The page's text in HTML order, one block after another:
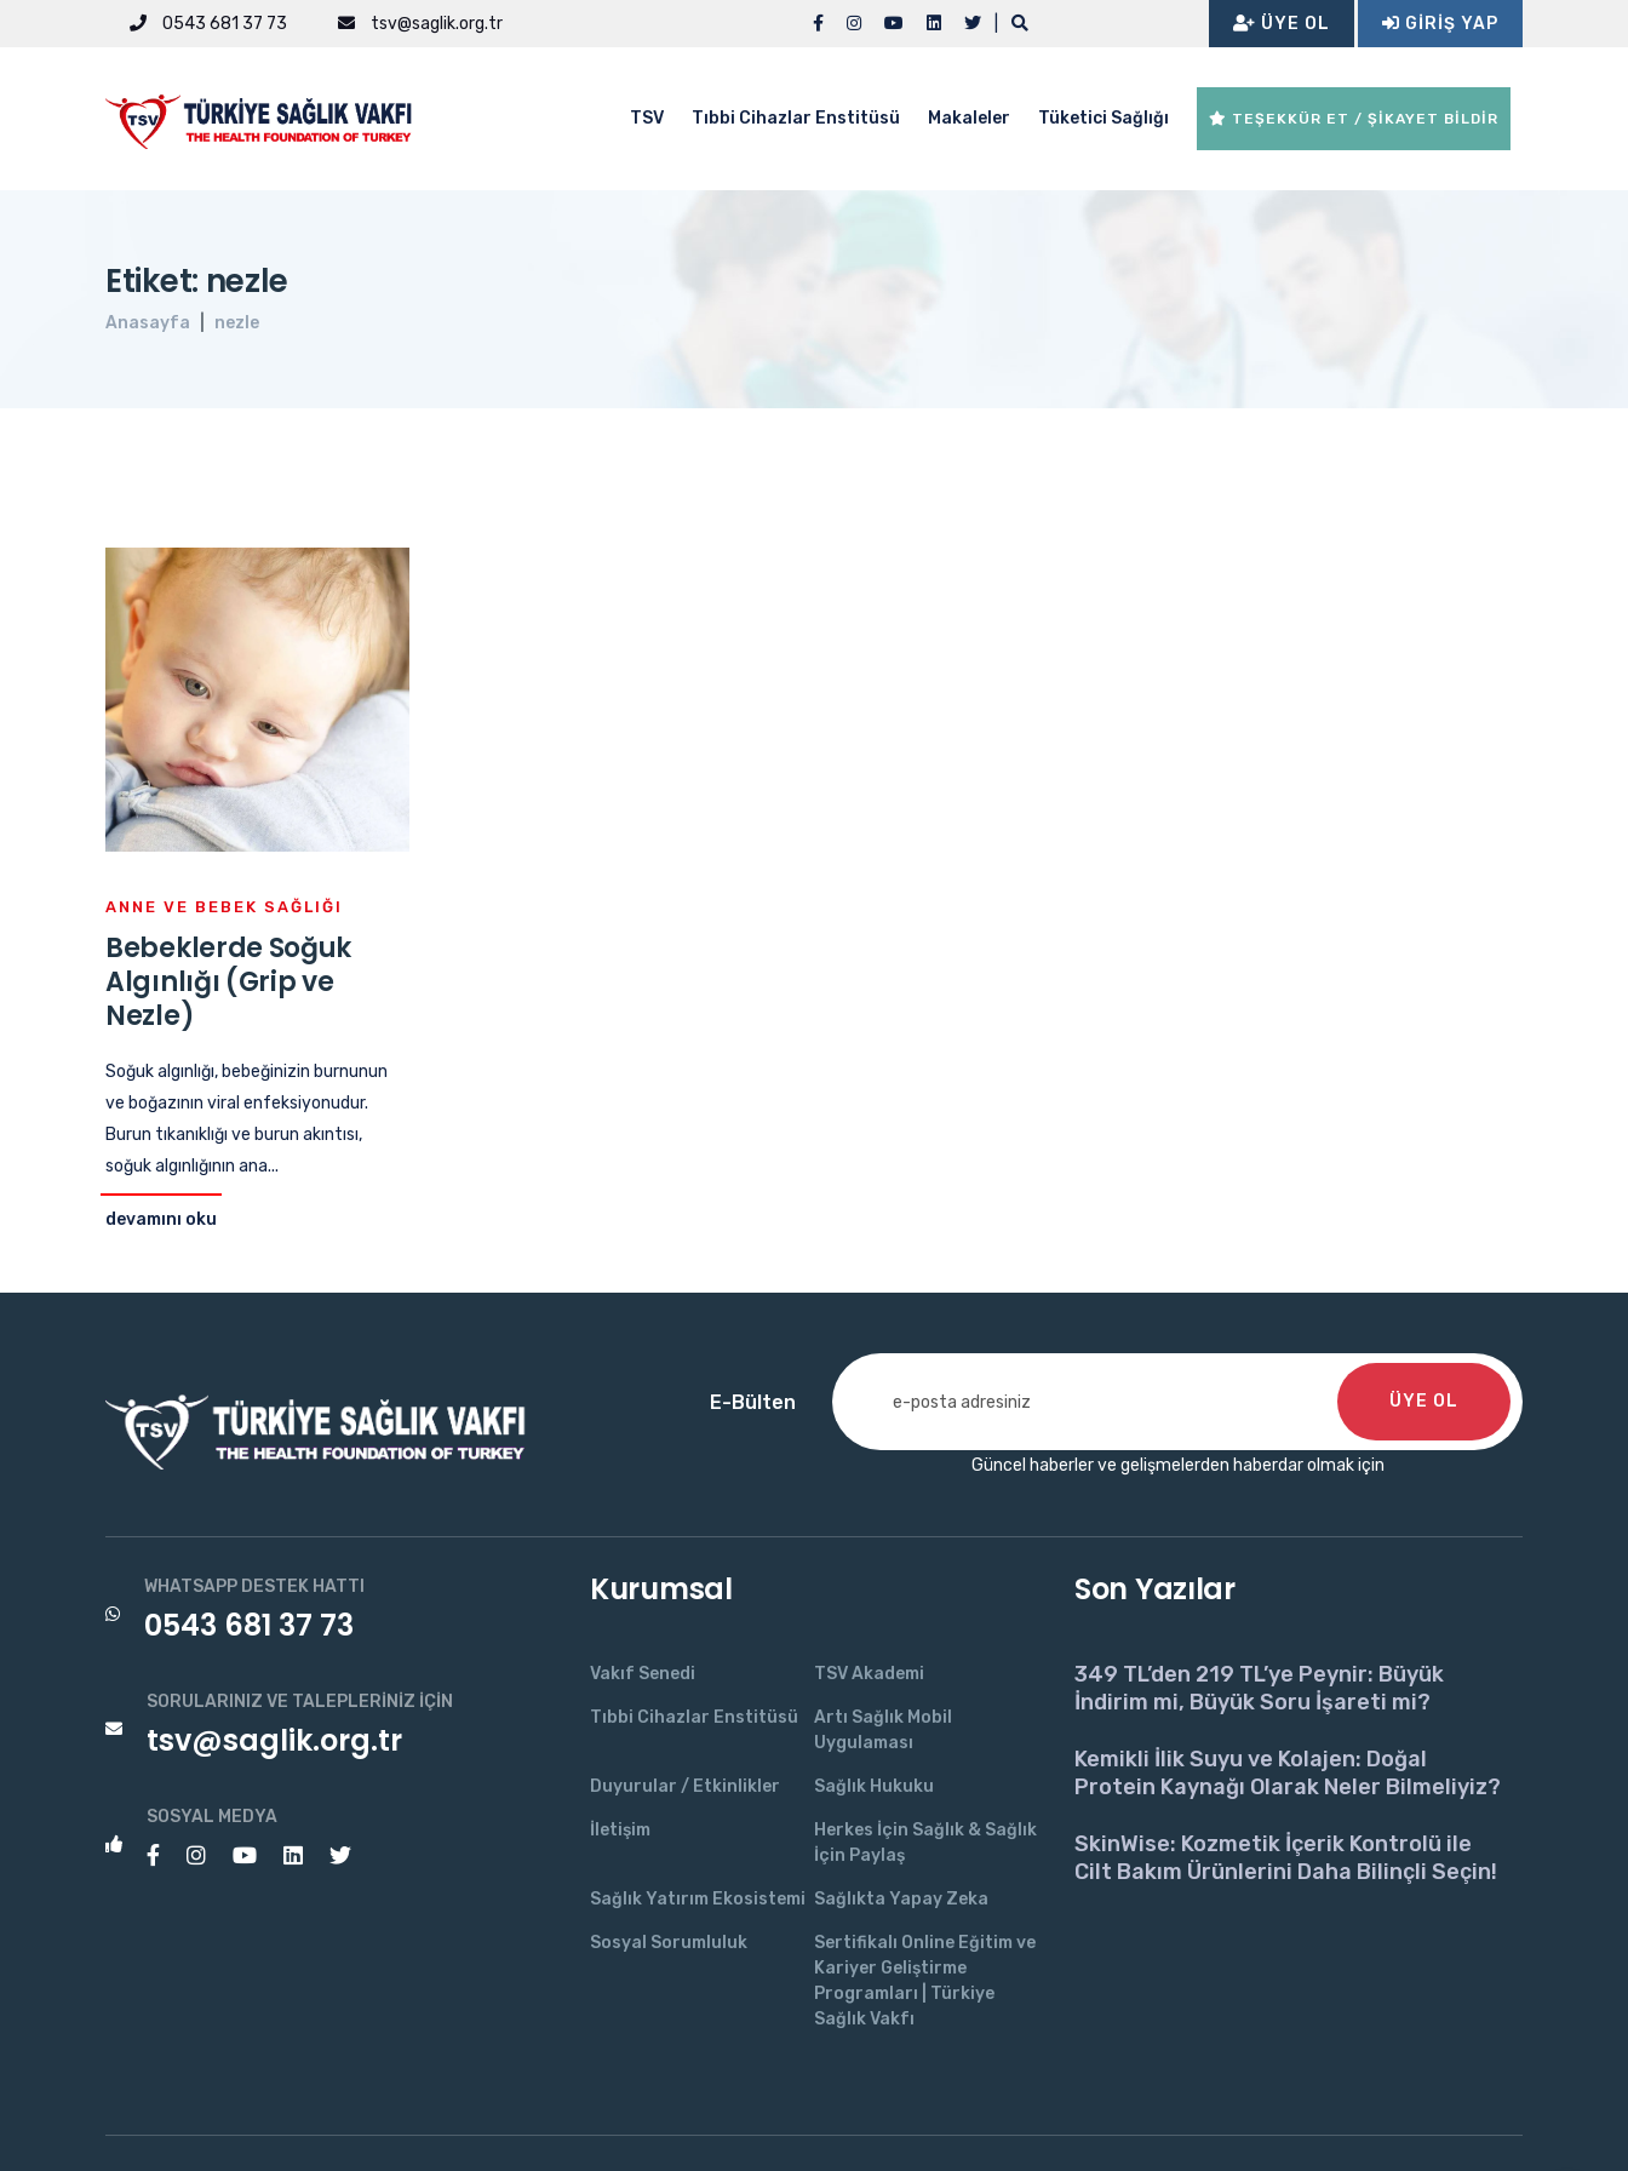
0543 681 37 73 tsv@saglik.org.tr ÜYE OL GIRIŞ YAP
TSV Tıbbi Cihazlar Enstitüsü Makaleler Tüketici Sağlığı TEŞEKKÜR ET / ŞİKAYET BİLDİR
Etiket: nezle
Anasayfa nezle
ANNE VE BEBEK SAĞLIĞI
Bebeklerde Soğuk
Algınlığı (Grip ve
Nezle)
Soğuk algınlığı, bebeğinizin burnunun
ve boğazının viral enfeksiyonudur.
Burun tıkanıklığı ve burun akıntısı,
soğuk algınlığının ana...
devamını oku
E-Bülten
Güncel haberler ve gelişmelerden haberdar olmak için
ÜYE OL
WHATSAPP DESTEK HATTI
0543 681 37 73
SORULARINIZ VE TALEPLERINIZ İÇIN
tsv@saglik.org.tr
SOSYAL MEDYA
Kurumsal
Vakıf Senedi TSV Akademi
Tıbbi Cihazlar Enstitüsü
Artı Sağlık Mobil
Uygulaması
Duyurular / Etkinlikler Sağlık Hukuku
İletişim
Herkes İçin Sağlık & Sağlık
İçin Paylaş
Sağlık Yatırım Ekosistemi Sağlıkta Yapay Zeka
Sosyal Sorumluluk
Sertifikalı Online Eğitim ve
Kariyer Geliştirme
Programları | Türkiye
Sağlık Vakfı
Son Yazılar
349 TL’den 219 TL’ye Peynir: Büyük
İndirim mi, Büyük Soru İşareti mi?
Kemikli İlik Suyu ve Kolajen: Doğal
Protein Kaynağı Olarak Neler Bilmeliyiz?
SkinWise: Kozmetik İçerik Kontrolü ile
Cilt Bakım Ürünlerini Daha Bilinçli Seçin!